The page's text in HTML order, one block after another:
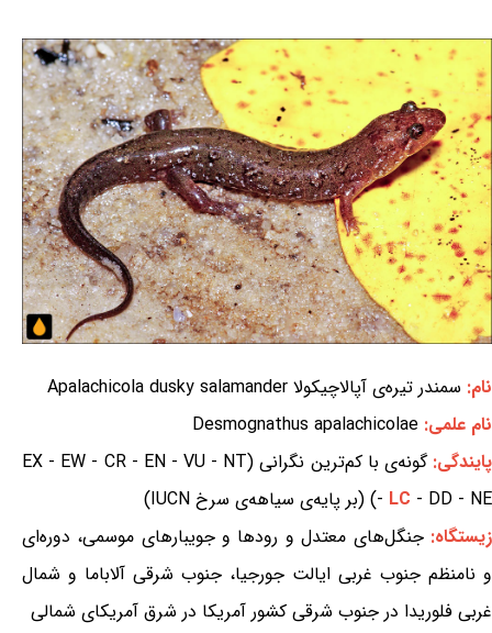
نام: سمندر تیره‌ی آپالاچیکولا Apalachicola dusky salamander
نام علمی: Desmognathus apalachicolae
پایندگی:
گونه‌ی با کم‌ترین نگرانی (EX - EW - CR - EN - VU - NT
- LC - DD - NE) (بر پایه‌ی سیاهه‌ی سرخ IUCN)
زیستگاه:جنگل‌های معتدل و رودها و جویبارهای موسمی، دوره‌ای
و نامنظم جنوب غربی ایالت جورجیا، جنوب شرقی آلاباما و شمال
غربی فلوریدا در جنوب شرقی کشور آمریکا در شرق آمریکای شمالی